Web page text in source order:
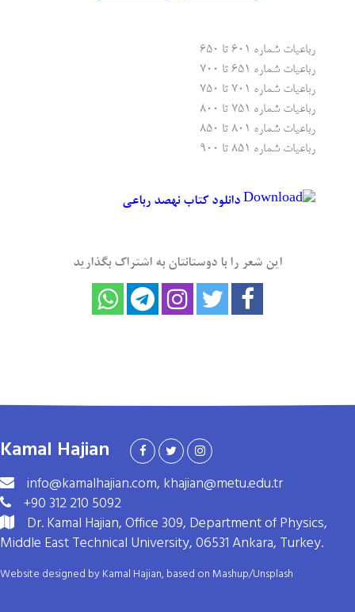
رباعیات شماره ۶۰۱ تا ۶۵۰
رباعیات شماره ۶۵۱ تا ۷۰۰
رباعیات شماره ۷۰۱ تا ۷۵۰
رباعیات شماره ۷۵۱ تا ۸۰۰
رباعیات شماره ۸۰۱ تا ۸۵۰
رباعیات شماره ۸۵۱ تا ۹۰۰
دانلود کتاب نهصد رباعی
این شعر را با دوستانتان به اشتراک بگذارید
Kamal Hajian
info@kamalhajian.com, khajian@metu.edu.tr
+90 312 210 5092
Dr. Kamal Hajian, Office 309, Department of Physics,
Middle East Technical University, 06531 Ankara, Turkey.
Website designed by Kamal Hajian, based on Mashup/Unsplash